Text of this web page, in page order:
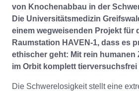
von Knochenabbau in der
Die Universitätsmedizin
einem wegweisenden Projekt für
Raumstation HAVEN-1, dass es
ethischer geht: Mit rein humanen
im Orbit komplett
Die Schwerelosigkeit stellt eine